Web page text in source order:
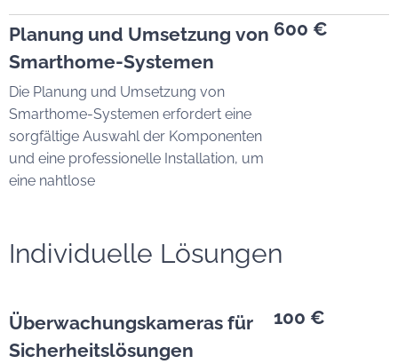
Planung und Umsetzung von
Smarthome-Systemen
Die Planung und Umsetzung von
Smarthome-Systemen erfordert eine
sorgfältige Auswahl der Komponenten
und eine professionelle Installation, um
eine nahtlose
600 €
Individuelle Lösungen
Überwachungskameras für
Sicherheitslösungen
100 €